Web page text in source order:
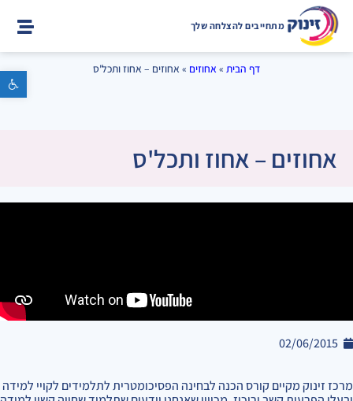
פתח סרגל נגישות
מתחייבים להצלחה שלך
דף הבית » אחוזים » אחוזים – אחוז ותכל'ס
אחוזים – אחוז ותכל'ס
02/06/2015
מרכז זינוק מקיים קורס הכנה לבחינה הפסיכומטרית לתלמידים לקויי למידה